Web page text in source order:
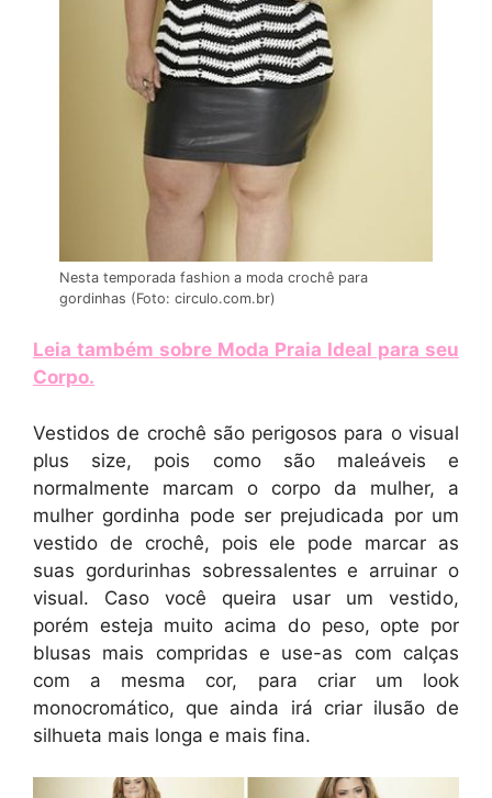
Nesta temporada fashion a moda crochê para
gordinhas (Foto: circulo.com.br)
Leia também sobre Moda Praia Ideal para seu
Corpo.
Vestidos de crochê são perigosos para o visual
plus size, pois como são maleáveis e
normalmente marcam o corpo da mulher, a
mulher gordinha pode ser prejudicada por um
vestido de crochê, pois ele pode marcar as
suas gordurinhas sobressalentes e arruinar o
visual. Caso você queira usar um vestido,
porém esteja muito acima do peso, opte por
blusas mais compridas e use-as com calças
com a mesma cor, para criar um look
monocromático, que ainda irá criar ilusão de
silhueta mais longa e mais fina.